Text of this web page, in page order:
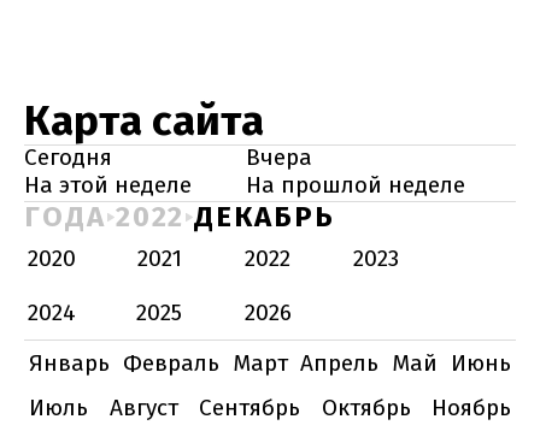
Карта сайта
Сегодня
Вчера
На этой неделе
На прошлой неделе
ГОДА 2022 ДЕКАБРЬ
2020 2021 2022
2023
2024
2025
2026
Январь Февраль Март Апрель Май
Июнь
Июль
Август Сентябрь Октябрь
Ноябрь